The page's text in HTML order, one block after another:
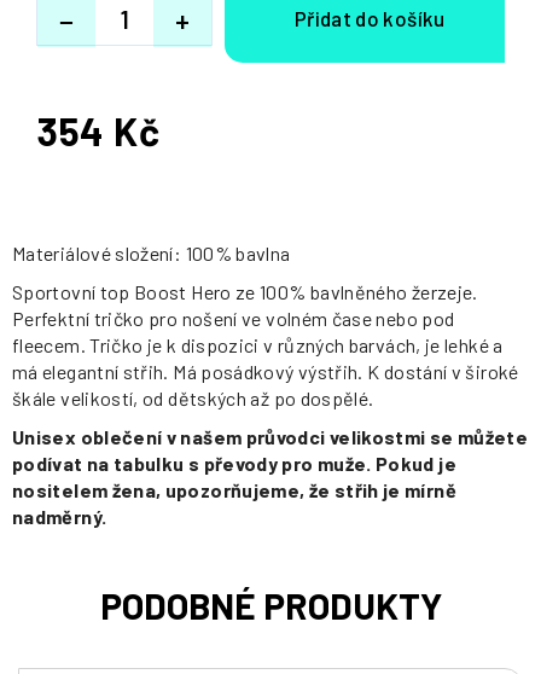
+
−
354 Kč
Měrná
Materiálové složení: 100% bavlna
Sportovní top Boost Hero ze 100% bavlněného žerzeje.
Perfektní tričko pro nošení ve volném čase nebo pod
fleecem. Tričko je k dispozici v různých barvách, je lehké a
má elegantní střih. Má posádkový výstřih. K dostání v široké
škále velikostí, od dětských až po dospělé.
Unisex oblečení v našem průvodci velikostmi se můžete
podívat na tabulku s převody pro muže. Pokud je
nositelem žena, upozorňujeme, že střih je mírně
nadměrný.